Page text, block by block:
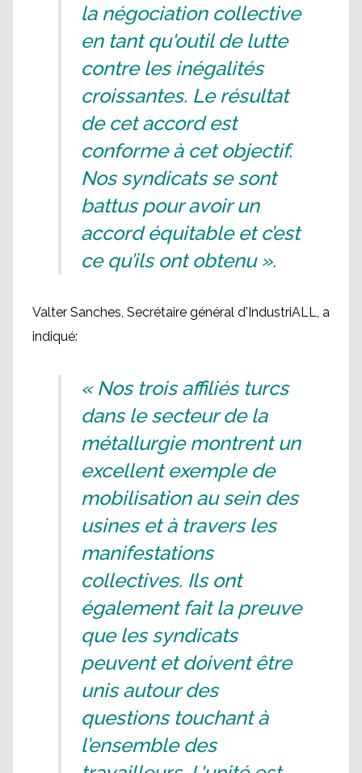
la négociation collective
en tant qu'outil de lutte
contre les inégalités
croissantes. Le résultat
de cet accord est
conforme à cet objectif.
Nos syndicats se sont
battus pour avoir un
accord équitable et c’est
ce qu’ils ont obtenu ».
Valter Sanches, Secrétaire général d'IndustriALL, a
indiqué:
« Nos trois affiliés turcs
dans le secteur de la
métallurgie montrent un
excellent exemple de
mobilisation au sein des
usines et à travers les
manifestations
collectives. Ils ont
également fait la preuve
que les syndicats
peuvent et doivent être
unis autour des
questions touchant à
l’ensemble des